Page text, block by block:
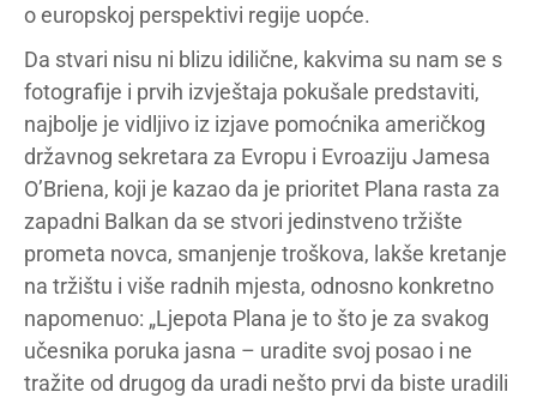
o europskoj perspektivi regije uopće.
Da stvari nisu ni blizu idilične, kakvima su nam se s
fotografije i prvih izvještaja pokušale predstaviti,
najbolje je vidljivo iz izjave pomoćnika američkog
državnog sekretara za Evropu i Evroaziju Jamesa
O’Briena, koji je kazao da je prioritet Plana rasta za
zapadni Balkan da se stvori jedinstveno tržište
prometa novca, smanjenje troškova, lakše kretanje
na tržištu i više radnih mjesta, odnosno konkretno
napomenuo: „Ljepota Plana je to što je za svakog
učesnika poruka jasna – uradite svoj posao i ne
tražite od drugog da uradi nešto prvi da biste uradili